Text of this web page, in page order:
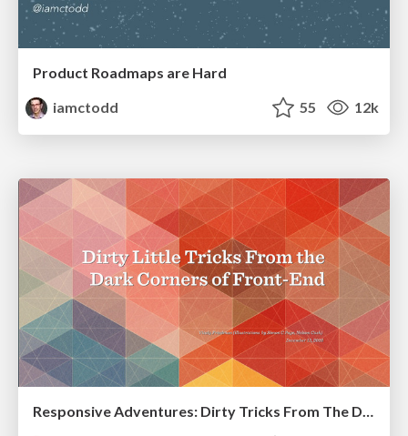
Product Roadmaps are Hard
iamctodd
55 12k
Responsive Adventures: Dirty Tricks From The Dark Corners of Front-End